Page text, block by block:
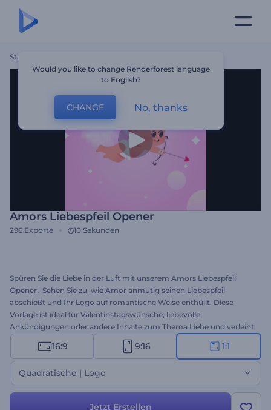
Startseite
Amors Liebespfeil Opener
296 Exporte 10 Sekunden
Spüren Sie die Liebe in der Luft mit unserem Amors Liebespfeil
Opener․ Sehen Sie zu, wie Amor anmutig seinen Liebespfeil
abschießt und Ihr Logo auf romantische Weise enthüllt. Diese
Vorlage ist ideal für Valentinstagswünsche, liebevolle
Ankündigungen oder andere Inhalte zum Thema Liebe und verleiht
Ihren Projekten einen bezaubernden Touch. Personalisieren Sie die
Vorlage mit Ihrem Logo, geben Sie einen Text ein, der Ihnen am
Herzen liegt, und wählen Sie die perfekte Hintergrundmusik, um
Ihre Botschaft zum Valentinstag zu etwas ganz Besonderem zu
machen. Erstellen Sie jetzt und zaubern Sie ein Lächeln in die
16:9 9:16 1:1
Quadratische | Logo
Jetzt Erstellen
Would you like to change Renderforest language
to English?
CHANGE No, thanks